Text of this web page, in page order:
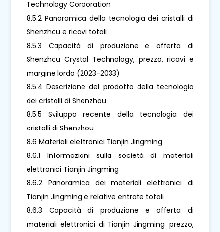
Technology Corporation
8.5.2 Panoramica della tecnologia dei cristalli di
Shenzhou e ricavi totali
8.5.3 Capacità di produzione e offerta di
Shenzhou Crystal Technology, prezzo, ricavi e
margine lordo (2023-2033)
8.5.4 Descrizione del prodotto della tecnologia
dei cristalli di Shenzhou
8.5.5 Sviluppo recente della tecnologia dei
cristalli di Shenzhou
8.6 Materiali elettronici Tianjin Jingming
8.6.1 Informazioni sulla società di materiali
elettronici Tianjin Jingming
8.6.2 Panoramica dei materiali elettronici di
Tianjin Jingming e relative entrate totali
8.6.3 Capacità di produzione e offerta di
materiali elettronici di Tianjin Jingming, prezzo,